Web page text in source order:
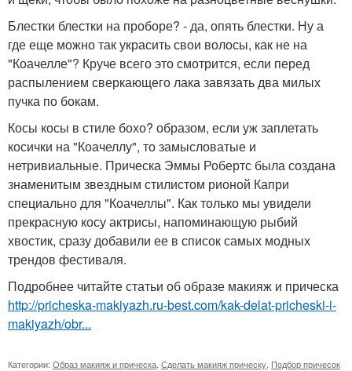
Блестки блестки на проборе? - да, опять блестки. Ну а
где еще можно так украсить свои волосы, как не на
"Коачелле"? Круче всего это смотрится, если перед
распылением сверкающего лака завязать два милых
пучка по бокам.
Косы косы в стиле бохо? образом, если уж заплетать
косички на "Коачеллу", то замысловатые и
нетривиальные. Прическа Эммы Робертс была создана
знаменитым звездным стилистом рионой Капри
специально для "Коачеллы". Как только мы увидели
прекрасную косу актрисы, напоминающую рыбий
хвостик, сразу добавили ее в список самых модных
трендов фестиваля.
Подробнее читайте статьи об образе макияж и прическа
http://pricheska-makiyazh.ru-best.com/kak-delat-pricheski-i-
makiyazh/obr...
Категории: Образ макияж и прическа Сделать макияж прическу Подбор причесок